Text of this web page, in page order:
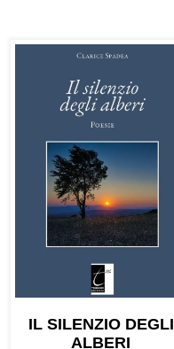
IL SILENZIO DEGLI
ALBERI